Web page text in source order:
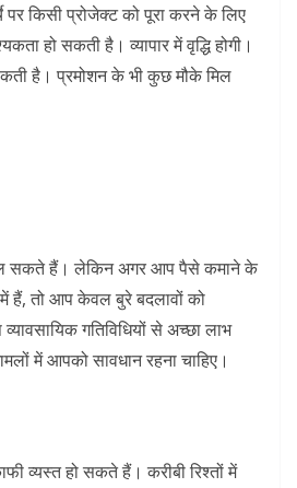
किसी प्रोजेक्ट को पूरा करने के लिए
हो सकती है। व्यापार में वृद्धि होगी।
है। प्रमोशन के भी कुछ मौके मिल
सकते हैं। लेकिन अगर आप पैसे कमाने के
हैं, तो आप केवल बुरे बदलावों को
गतिविधियों से अच्छा लाभ
में आपको सावधान रहना चाहिए।
व्यस्त हो सकते हैं। करीबी रिश्तों में